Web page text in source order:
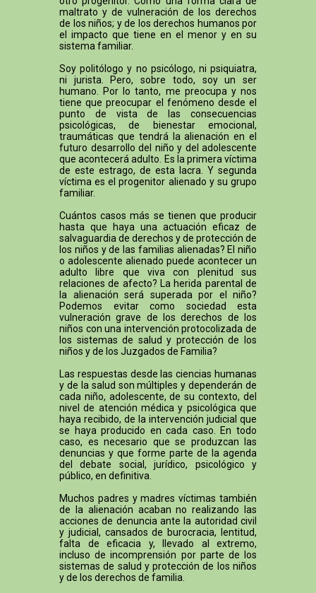
maltrato y de vulneración de los derechos
de los niños; y de los derechos humanos por
el impacto que tiene en el menor y en su
sistema familiar.
Soy politólogo y no psicólogo, ni psiquiatra,
ni jurista. Pero, sobre todo, soy un ser
humano. Por lo tanto, me preocupa y nos
tiene que preocupar el fenómeno desde el
punto de vista de las consecuencias
psicológicas, de bienestar emocional,
traumáticas que tendrá la alienación en el
futuro desarrollo del niño y del adolescente
que acontecerá adulto. Es la primera víctima
de este estrago, de esta lacra. Y segunda
víctima es el progenitor alienado y su grupo
familiar.
Cuántos casos más se tienen que producir
hasta que haya una actuación eficaz de
salvaguardia de derechos y de protección de
los niños y de las familias alienadas? El niño
o adolescente alienado puede acontecer un
adulto libre que viva con plenitud sus
relaciones de afecto? La herida parental de
la alienación será superada por el niño?
Podemos evitar como sociedad esta
vulneración grave de los derechos de los
niños con una intervención protocolizada de
los sistemas de salud y protección de los
niños y de los Juzgados de Familia?
Las respuestas desde las ciencias humanas
y de la salud son múltiples y dependerán de
cada niño, adolescente, de su contexto, del
nivel de atención médica y psicológica que
haya recibido, de la intervención judicial que
se haya producido en cada caso. En todo
caso, es necesario que se produzcan las
denuncias y que forme parte de la agenda
del debate social, jurídico, psicológico y
público, en definitiva.
Muchos padres y madres víctimas también
de la alienación acaban no realizando las
acciones de denuncia ante la autoridad civil
y judicial, cansados de burocracia, lentitud,
falta de eficacia y, llevado al extremo,
incluso de incomprensión por parte de los
sistemas de salud y protección de los niños
y de los derechos de familia.